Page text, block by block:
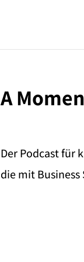
A
Der Podcast für
die mit